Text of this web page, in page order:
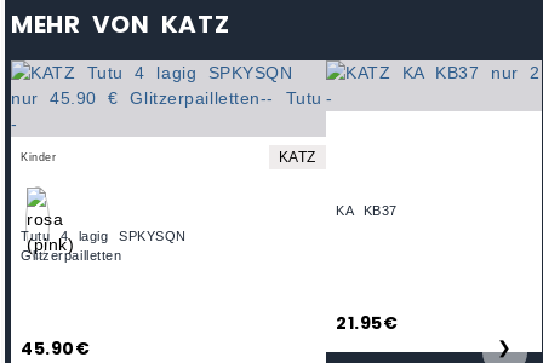
MEHR VON KATZ
Kinder KATZ
Tutu 4 lagig SPKYSQN
Glitzerpailletten
45.90€
KA KB37
21.95€
❯